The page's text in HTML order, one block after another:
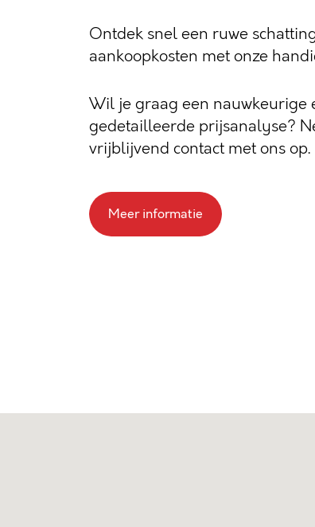
Ontdek snel een ruwe
aankoopkosten met onze
Wil je graag een nauwkeurige
gedetailleerde prijsanalyse?
vrijblijvend contact met ons op.
Meer informatie